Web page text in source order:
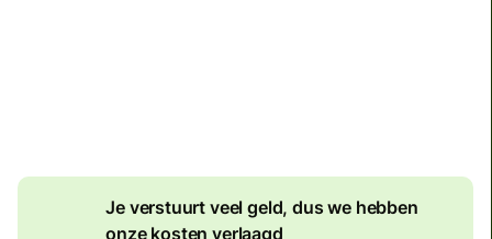
Je verstuurt veel geld, dus we hebben
onze kosten verlaagd